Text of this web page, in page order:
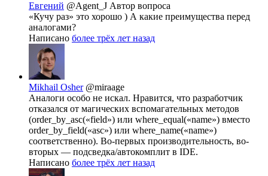
Евгений @Agent_J Автор вопроса
«Кучу раз» это хорошо ) А какие преимущества перед
аналогами?
Написано более трёх лет назад
Mikhail Osher @miraage
Аналоги особо не искал. Нравится, что разработчик
отказался от магических вспомагательных методов
(order_by_asc(«field») или where_equal(«name») вместо
order_by_field(«asc») или where_name(«name»)
соответственно). Во-первых производительность, во-
вторых — подсведка/автокомплит в IDE.
Написано более трёх лет назад